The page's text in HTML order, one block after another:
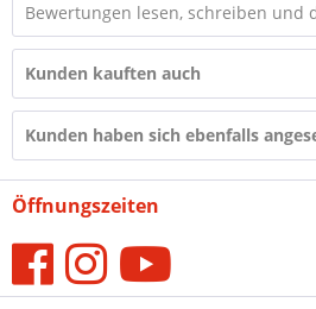
Bewertungen lesen, schreiben und
Kunden kauften auch
Kunden haben sich ebenfalls
Öffnungszeiten